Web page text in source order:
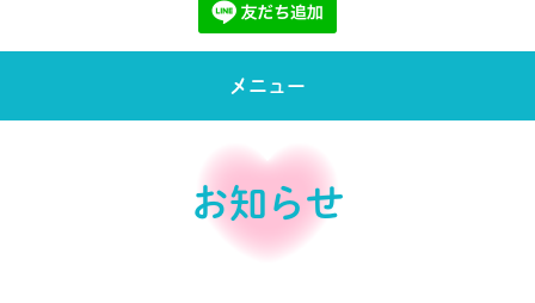
メニュー
お知らせ